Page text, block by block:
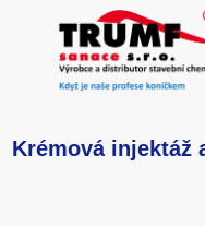
Krémová injektáž